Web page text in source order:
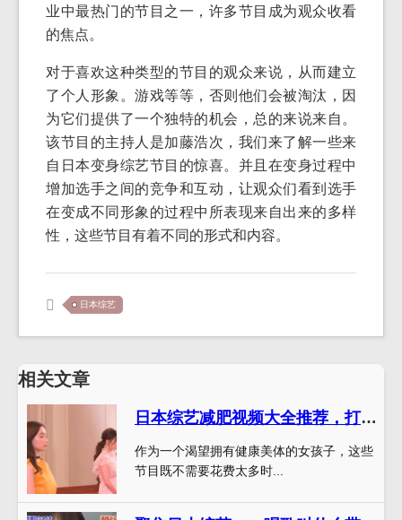
业中最热门的节目之一，许多节目成为观众收看
的焦点。
对于喜欢这种类型的节目的观众来说，从而建立
了个人形象。游戏等等，否则他们会被淘汰，因
为它们提供了一个独特的机会，总的来说来自。
该节目的主持人是加藤浩次，我们来了解一些来
自日本变身综艺节目的惊喜。并且在变身过程中
增加选手之间的竞争和互动，让观众们看到选手
在变成不同形象的过程中所表现来自出来的多样
性，这些节目有着不同的形式和内容。
日本综艺
相关文章
日本综艺减肥视频大全推荐，打造健康苗条好身材
作为一个渴望拥有健康美体的女孩子，这些
节目既不需要花费太多时...